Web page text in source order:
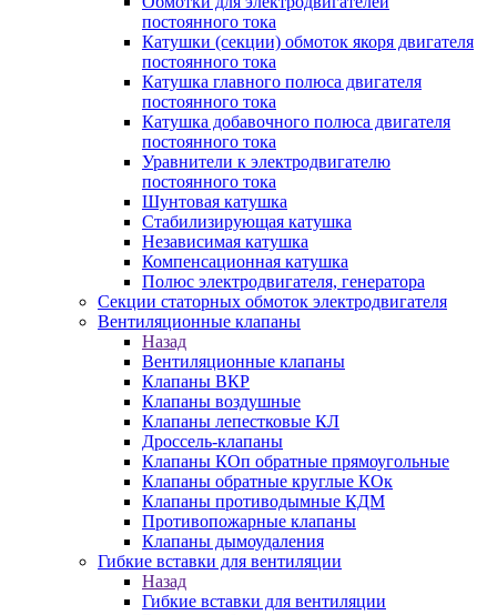
постоянного тока
Катушки (секции) обмоток якоря двигателя
постоянного тока
Катушка главного полюса двигателя
постоянного тока
Катушка добавочного полюса двигателя
постоянного тока
Уравнители к электродвигателю
постоянного тока
Шунтовая катушка
Стабилизирующая катушка
Независимая катушка
Компенсационная катушка
Полюс электродвигателя, генератора
Секции статорных обмоток электродвигателя
Вентиляционные клапаны
Назад
Вентиляционные клапаны
Клапаны ВКР
Клапаны воздушные
Клапаны лепестковые КЛ
Дроссель-клапаны
Клапаны КОп обратные прямоугольные
Клапаны обратные круглые КОк
Клапаны противодымные КДМ
Противопожарные клапаны
Клапаны дымоудаления
Гибкие вставки для вентиляции
Назад
Гибкие вставки для вентиляции